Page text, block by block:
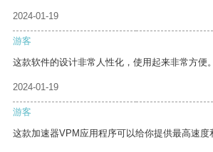
2024-01-19
游客
这款软件的设计非常人性化，使用起来非常方便。
2024-01-19
游客
这款加速器VPM应用程序可以给你提供最高速度